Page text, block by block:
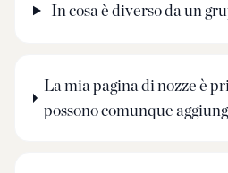
In cosa è diverso da un
La mia pagina di nozze è
possono comunque